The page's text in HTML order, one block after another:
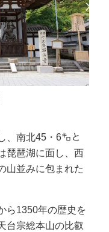
、南北45・6㌔と
琵琶湖に面し、西
山並みに包まれた
ら1350年の歴史を
台宗総本山の比叡